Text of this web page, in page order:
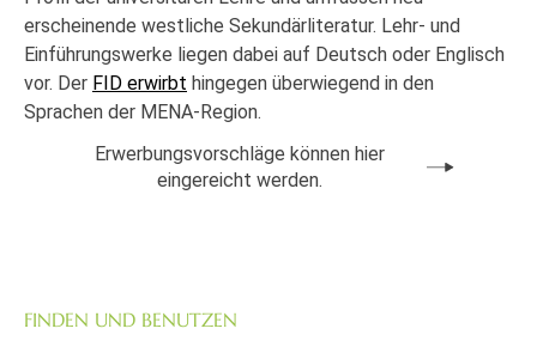
erscheinende westliche Sekundärliteratur. Lehr- und
Einführungswerke liegen dabei auf Deutsch oder Englisch
vor. Der FID erwirbt hingegen überwiegend in den
Sprachen der MENA-Region.
Erwerbungsvorschläge können hier
eingereicht werden.
FINDEN UND BENUTZEN